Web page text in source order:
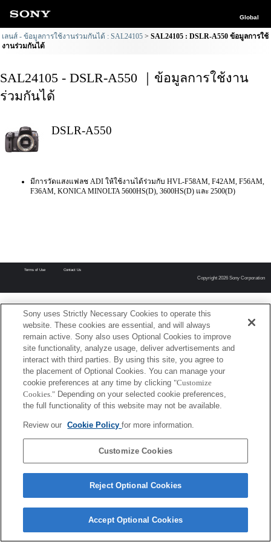
Global
เลนส์ - ข้อมูลการใช้งานร่วมกันได้ : SAL24105
SAL24105 : DSLR-A550 ข้อมูลการใช้
งานร่วมกันได้
SAL24105 - DSLR-A550 ｜ข้อมูลการใช้งาน
ร่วมกันได้
DSLR-A550
มีการวัดแสงแฟลช ADI ให้ใช้งานได้ร่วมกับ HVL-F58AM, F42AM, F56AM,
F36AM, KONICA MINOLTA 5600HS(D), 3600HS(D) และ 2500(D)
Terms of Use Contact Us
Copyright 2026 Sony Corporation
Sony uses Strictly Necessary Cookies to operate this
website. These cookies are essential, and will always
remain active. Sony also uses Optional Cookies to improve
site functionality, analyze usage, deliver advertisements and
interact with third parties. By using this site, you agree to
the placement of Optional Cookies. You can manage your
cookie preferences at any time by clicking "Customize
Cookies." Depending on your selected cookie preferences,
the full functionality of this website may not be available.
Review our Cookie Policyfor more information.
Customize Cookies
Reject Optional Cookies
Accept Optional Cookies